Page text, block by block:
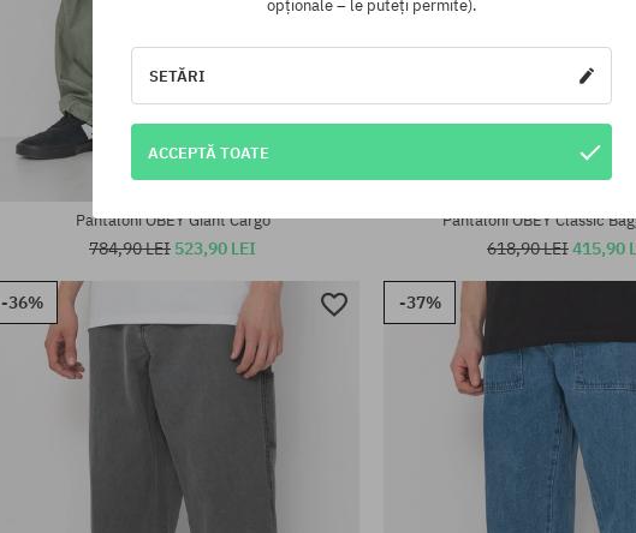
Mărimi existente:
Pantaloni OBEY Giant Cargo
784,90 LEI 523,90 LEI
Pantaloni OBEY Classic
618,90 LEI415,90
-36% -37%
opționale – le puteți permite).
SETĂRI
ACCEPTĂ TOATE